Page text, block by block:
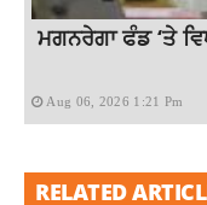
ਮਗਨਰੇਗਾ ਫੰਡ ‘ਤੇ
Aug 06, 2026 1:21 Pm
RELATED